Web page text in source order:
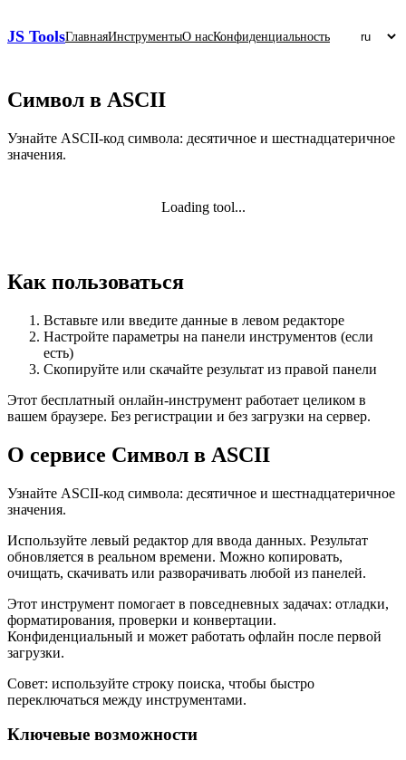
JS ToolsГлавнаяИнструментыО насКонфиденциальность
Символ в ASCII
Узнайте ASCII‑код символа: десятичное и шестнадцатеричное
значения.
Loading tool...
Как пользоваться
Вставьте или введите данные в левом редакторе
Настройте параметры на панели инструментов (если
есть)
Скопируйте или скачайте результат из правой панели
Этот бесплатный онлайн‑инструмент работает целиком в
вашем браузере. Без регистрации и без загрузки на сервер.
О сервисе Символ в ASCII
Узнайте ASCII‑код символа: десятичное и шестнадцатеричное
значения.
Используйте левый редактор для ввода данных. Результат
обновляется в реальном времени. Можно копировать,
очищать, скачивать или разворачивать любой из панелей.
Этот инструмент помогает в повседневных задачах: отладки,
форматирования, проверки и конвертации.
Конфиденциальный и может работать офлайн после первой
загрузки.
Совет: используйте строку поиска, чтобы быстро
переключаться между инструментами.
Ключевые возможности